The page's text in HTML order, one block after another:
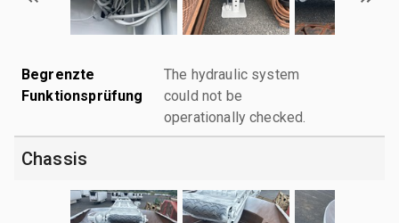
Begrenzte
Funktionsprüfung
The hydraulic system
could not be
operationally checked.
Chassis